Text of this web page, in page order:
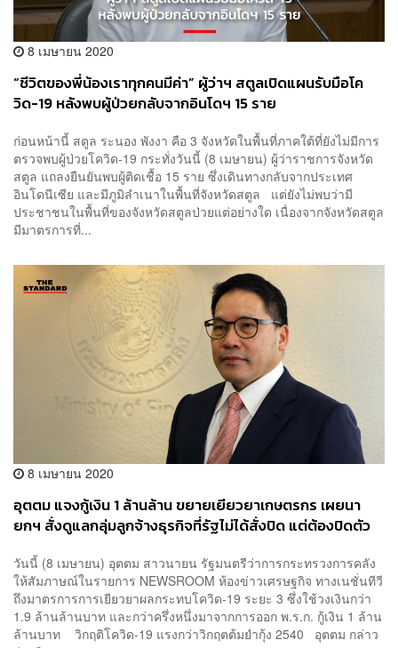
8 เมษายน 2020
“ชีวิตของพี่น้องเราทุกคนมีค่า” ผู้ว่าฯ สตูลเปิดแผนรับมือโค
วิด-19 หลังพบผู้ป่วยกลับจากอินโดฯ 15 ราย
ก่อนหน้านี้ สตูล ระนอง พังงา คือ 3 จังหวัดในพื้นที่ภาคใต้ที่ยังไม่มีการ
ตรวจพบผู้ป่วยโควิด-19 กระทั่งวันนี้ (8 เมษายน) ผู้ว่าราชการจังหวัด
สตูล แถลงยืนยันพบผู้ติดเชื้อ 15 ราย ซึ่งเดินทางกลับจากประเทศ
อินโดนีเซีย และมีภูมิลำเนาในพื้นที่จังหวัดสตูล แต่ยังไม่พบว่ามี
ประชาชนในพื้นที่ของจังหวัดสตูลป่วยแต่อย่างใด เนื่องจากจังหวัดสตูล
มีมาตรการที่...
8 เมษายน 2020
อุตตม แจงกู้เงิน 1 ล้านล้าน ขยายเยียวยาเกษตรกร เผยนา
ยกฯ สั่งดูแลกลุ่มลูกจ้างธุรกิจที่รัฐไม่ได้สั่งปิด แต่ต้องปิดตัว
วันนี้ (8 เมษายน) อุตตม สาวนายน รัฐมนตรีว่าการกระทรวงการคลัง
ให้สัมภาษณ์ในรายการ NEWSROOM ห้องข่าวเศรษฐกิจ ทางเนชั่นทีวี
ถึงมาตรการการเยียวยาผลกระทบโควิด-19 ระยะ 3 ซึ่งใช้วงเงินกว่า
1.9 ล้านล้านบาท และกว่าครึ่งหนึ่งมาจากการออก พ.ร.ก. กู้เงิน 1 ล้าน
ล้านบาท วิกฤติโควิด-19 แรงกว่าวิกฤตต้มยำกุ้ง 2540 อุตตม กล่าว